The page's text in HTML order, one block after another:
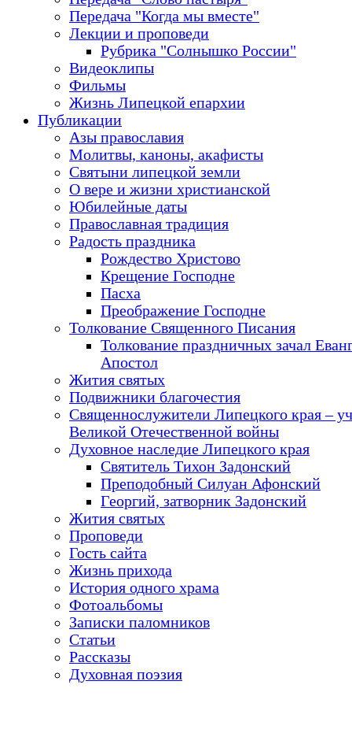
Передача "Когда мы вместе"
Лекции и проповеди
Рубрика "Солнышко России"
Видеоклипы
Фильмы
Жизнь Липецкой епархии
Публикации
Азы православия
Молитвы, каноны, акафисты
Святыни липецкой земли
О вере и жизни христианской
Юбилейные даты
Православная традиция
Радость праздника
Рождество Христово
Крещение Господне
Пасха
Преображение Господне
Толкование Священного Писания
Толкование праздничных зачал
Апостол
Жития святых
Подвижники благочестия
Священнослужители Липецкого края –
Великой Отечественной войны
Духовное наследие Липецкого края
Святитель Тихон Задонский
Преподобный Силуан Афонский
Георгий, затворник Задонский
Жития святых
Проповеди
Гость сайта
Жизнь прихода
История одного храма
Фотоальбомы
Записки паломников
Статьи
Рассказы
Духовная поэзия